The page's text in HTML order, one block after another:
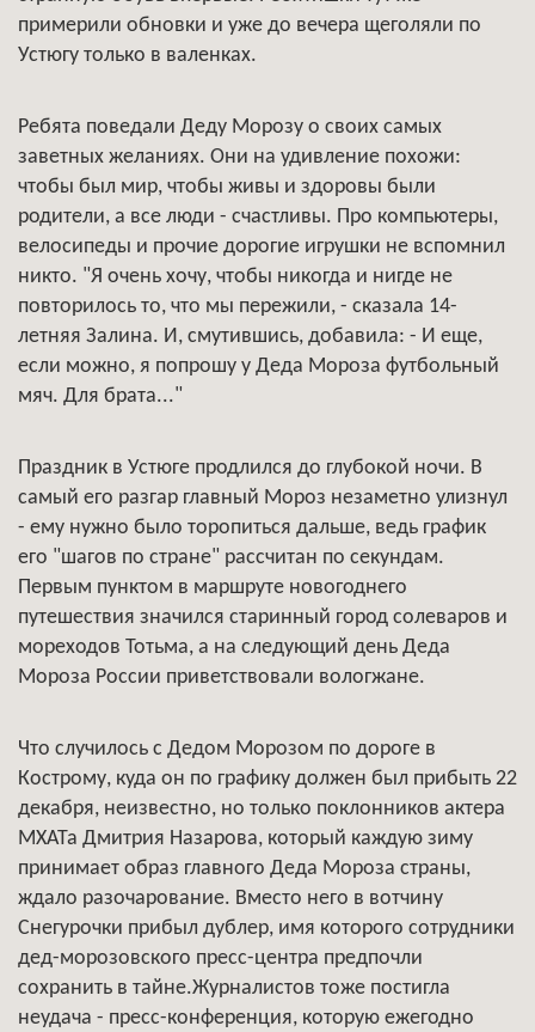
примерили обновки и уже до вечера щеголяли по
Устюгу только в валенках.
Ребята поведали Деду Морозу о своих самых
заветных желаниях. Они на удивление похожи:
чтобы был мир, чтобы живы и здоровы были
родители, а все люди - счастливы. Про компьютеры,
велосипеды и прочие дорогие игрушки не вспомнил
никто. "Я очень хочу, чтобы никогда и нигде не
повторилось то, что мы пережили, - сказала 14-
летняя Залина. И, смутившись, добавила: - И еще,
если можно, я попрошу у Деда Мороза футбольный
мяч. Для брата..."
Праздник в Устюге продлился до глубокой ночи. В
самый его разгар главный Мороз незаметно улизнул
- ему нужно было торопиться дальше, ведь график
его "шагов по стране" рассчитан по секундам.
Первым пунктом в маршруте новогоднего
путешествия значился старинный город солеваров и
мореходов Тотьма, а на следующий день Деда
Мороза России приветствовали вологжане.
Что случилось с Дедом Морозом по дороге в
Кострому, куда он по графику должен был прибыть 22
декабря, неизвестно, но только поклонников актера
МХАТа Дмитрия Назарова, который каждую зиму
принимает образ главного Деда Мороза страны,
ждало разочарование. Вместо него в вотчину
Снегурочки прибыл дублер, имя которого сотрудники
дед-морозовского пресс-центра предпочли
сохранить в тайне.Журналистов тоже постигла
неудача - пресс-конференция, которую ежегодно